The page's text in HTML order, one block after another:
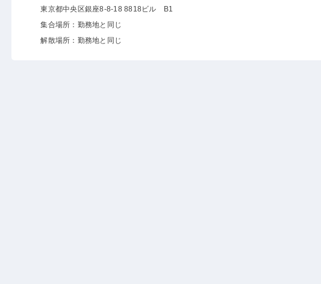
東京都中央区銀座8-8-18 8818ビル B1
集合場所：勤務地と同じ
解散場所：勤務地と同じ